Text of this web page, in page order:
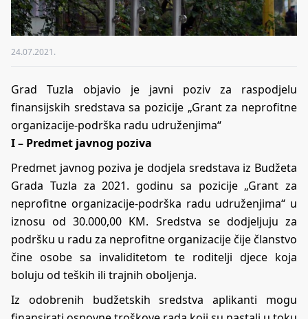
24.07.2021.
Grad Tuzla objavio je javni poziv za raspodjelu
finansijskih sredstava sa pozicije „Grant za neprofitne
organizacije-podrška radu udruženjima“
I – Predmet javnog poziva
Predmet javnog poziva je dodjela sredstava iz Budžeta
Grada Tuzla za 2021. godinu sa pozicije „Grant za
neprofitne organizacije-podrška radu udruženjima“ u
iznosu od 30.000,00 KM. Sredstva se dodjeljuju za
podršku u radu za neprofitne organizacije čije članstvo
čine osobe sa invaliditetom te roditelji djece koja
boluju od teških ili trajnih oboljenja.
Iz odobrenih budžetskih sredstva aplikanti mogu